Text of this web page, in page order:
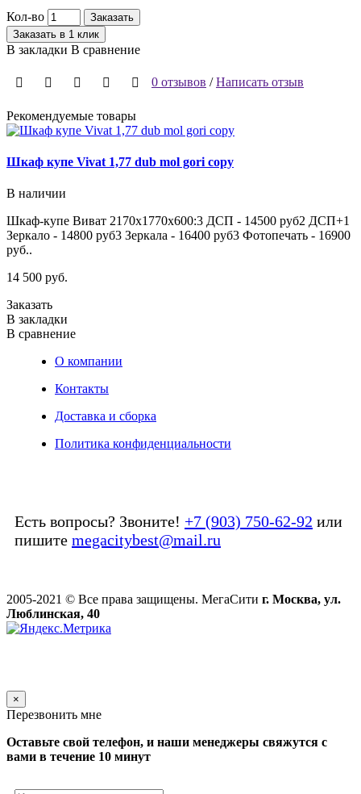
Кол-во
Заказать
Заказать в 1 клик
В закладки В сравнение
0 отзывов /Написать отзыв
Рекомендуемые товары
Шкаф купе Vivat 1,77 dub mol gori copy
В наличии
Шкаф-купе Виват 2170х1770х600:3 ДСП - 14500 руб2 ДСП+1
Зеркало - 14800 руб3 Зеркала - 16400 руб3 Фотопечать - 16900
руб..
14 500 руб.
Заказать
В закладки
В сравнение
О компании
Контакты
Доставка и сборка
Политика конфиденциальности
Есть вопросы? Звоните! +7 (903) 750-62-92 или
пишите megacitybest@mail.ru
2005-2021 © Все права защищены. МегаСити г. Москва, ул.
Люблинская, 40
×
Перезвонить мне
Оставьте свой телефон, и наши менеджеры свяжутся с
вами в течение 10 минут